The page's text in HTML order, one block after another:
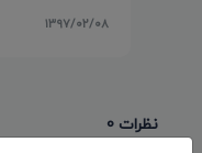
۱۳۹۷/۰۲/۰۸
نظرات 0